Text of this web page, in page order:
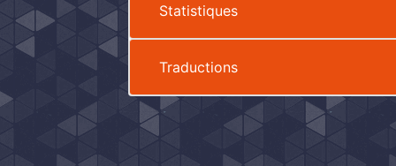
Statistiques
Traductions